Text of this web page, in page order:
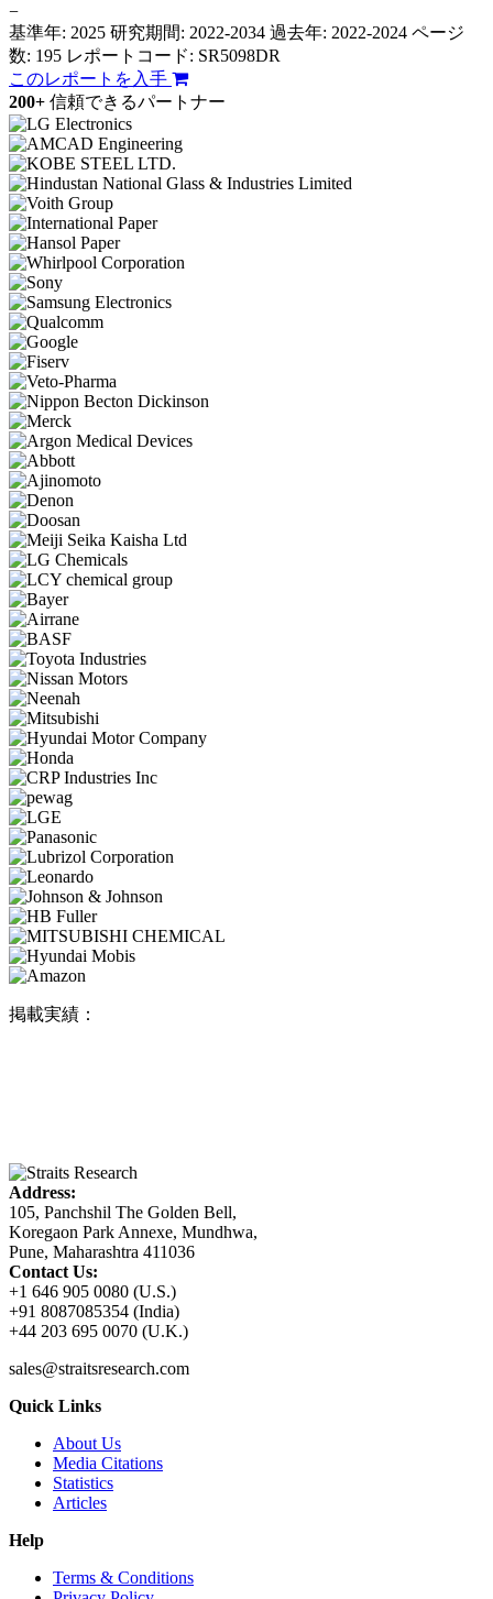
−
基準年: 2025 研究期間: 2022-2034 過去年: 2022-2024 ページ
数: 195 レポートコード: SR5098DR
このレポートを入手
200+ 信頼できるパートナー
掲載実績：
Address:
105, Panchshil The Golden Bell,
Koregaon Park Annexe, Mundhwa,
Pune, Maharashtra 411036
Contact Us:
+1 646 905 0080 (U.S.)
+91 8087085354 (India)
+44 203 695 0070 (U.K.)
sales@straitsresearch.com
Quick Links
About Us
Media Citations
Statistics
Articles
Help
Terms & Conditions